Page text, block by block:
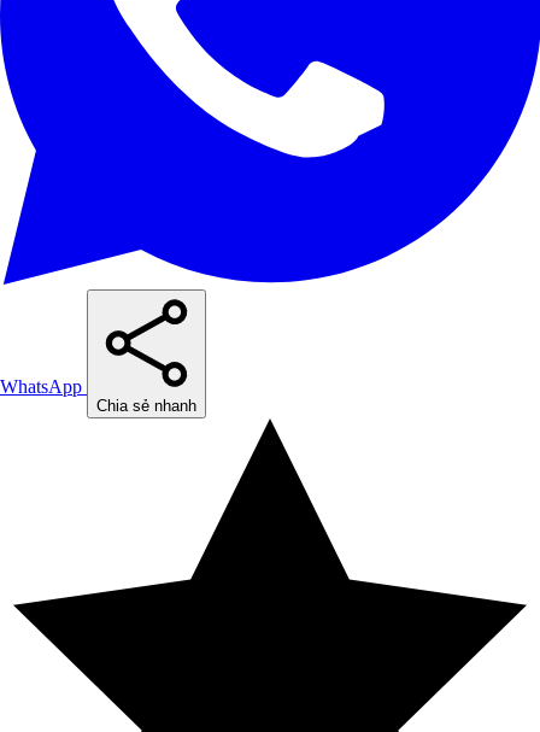
WhatsApp
Chia sẻ nhanh